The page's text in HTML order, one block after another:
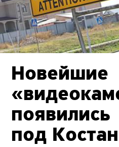
Новейшие
появились
под